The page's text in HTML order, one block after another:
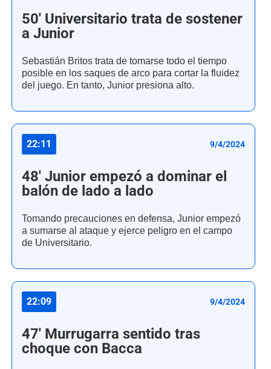
50' Universitario trata de sostener
a Junior
Sebastián Britos trata de tomarse todo el tiempo
posible en los saques de arco para cortar la fluidez
del juego. En tanto, Junior presiona alto.
22:11 9/4/2024
48' Junior empezó a dominar el
balón de lado a lado
Tomando precauciones en defensa, Junior empezó
a sumarse al ataque y ejerce peligro en el campo
de Universitario.
22:09 9/4/2024
47' Murrugarra sentido tras
choque con Bacca